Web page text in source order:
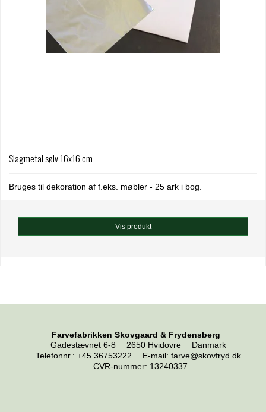
Slagmetal sølv 16x16 cm
Bruges til dekoration af f.eks. møbler - 25 ark i bog.
Vis produkt
Farvefabrikken Skovgaard & Frydensberg
Gadestævnet 6-8
2650 Hvidovre
Danmark
Telefonnr.: +45 36753222 E-mail: farve@skovfryd.dk
CVR-nummer: 13240337